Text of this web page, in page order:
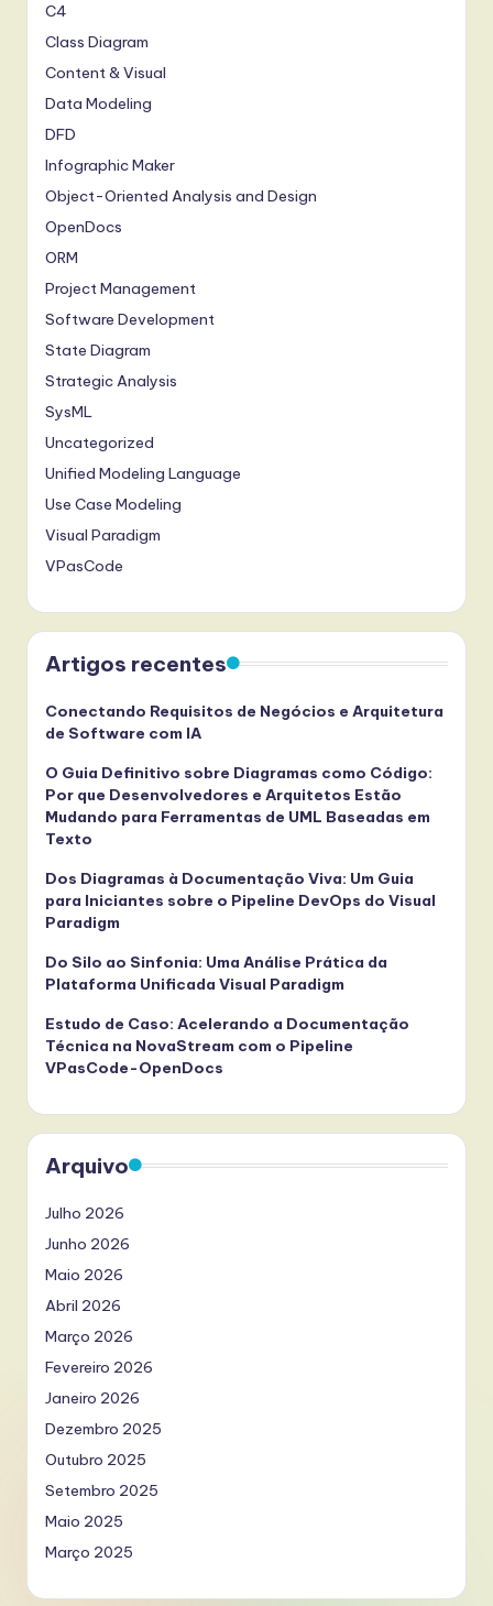
C4
Class Diagram
Content & Visual
Data Modeling
DFD
Infographic Maker
Object-Oriented Analysis and Design
OpenDocs
ORM
Project Management
Software Development
State Diagram
Strategic Analysis
SysML
Uncategorized
Unified Modeling Language
Use Case Modeling
Visual Paradigm
VPasCode
Artigos recentes
Conectando Requisitos de Negócios e Arquitetura
de Software com IA
O Guia Definitivo sobre Diagramas como Código:
Por que Desenvolvedores e Arquitetos Estão
Mudando para Ferramentas de UML Baseadas em
Texto
Dos Diagramas à Documentação Viva: Um Guia
para Iniciantes sobre o Pipeline DevOps do Visual
Paradigm
Do Silo ao Sinfonia: Uma Análise Prática da
Plataforma Unificada Visual Paradigm
Estudo de Caso: Acelerando a Documentação
Técnica na NovaStream com o Pipeline
VPasCode-OpenDocs
Arquivo
Julho 2026
Junho 2026
Maio 2026
Abril 2026
Março 2026
Fevereiro 2026
Janeiro 2026
Dezembro 2025
Outubro 2025
Setembro 2025
Maio 2025
Março 2025